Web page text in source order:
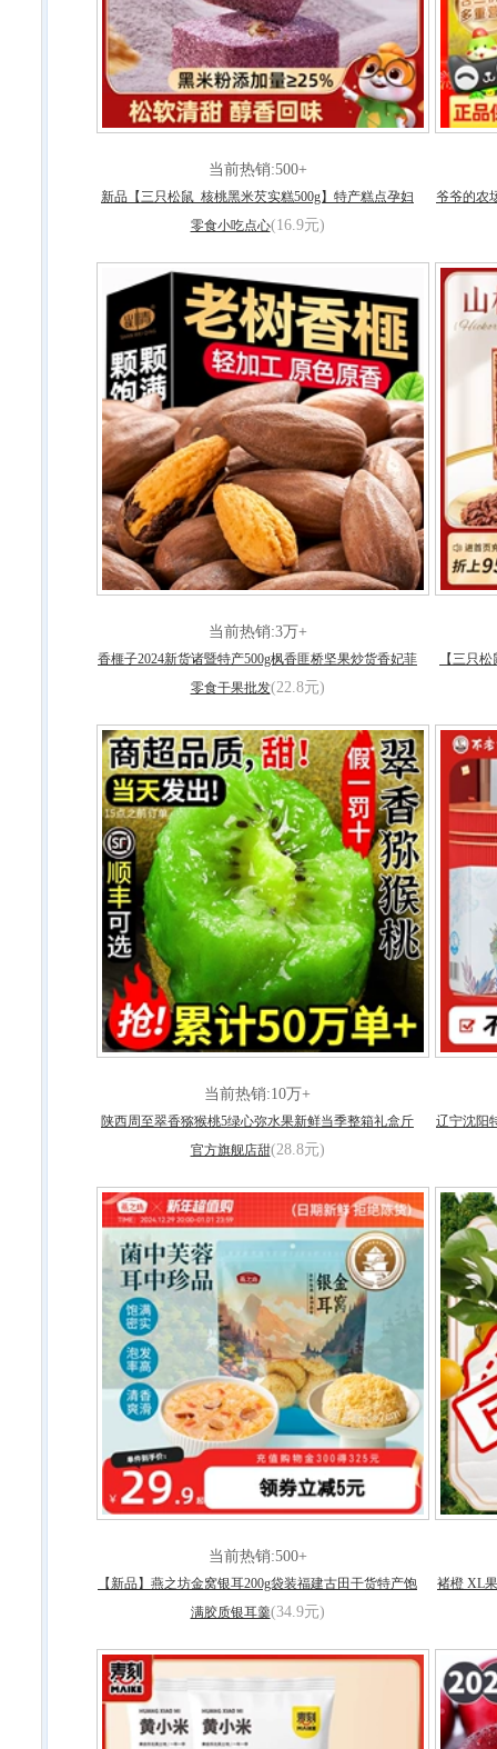
当前热销:500+
新品【三只松鼠_核桃黑米芡实糕500g】特产糕点孕妇
零食小吃点心(16.9元)
爷爷的农
当前热销:3万+
香榧子2024新货诸暨特产500g枫香匪桥坚果炒货香妃菲
零食干果批发(22.8元)
【三只
当前热销:10万+
陕西周至翠香猕猴桃5绿心弥水果新鲜当季整箱礼盒斤
官方旗舰店甜(28.8元)
辽宁沈阳
当前热销:500+
【新品】燕之坊金窝银耳200g袋装福建古田干货特产饱
满胶质银耳羹(34.9元)
褚橙 XL